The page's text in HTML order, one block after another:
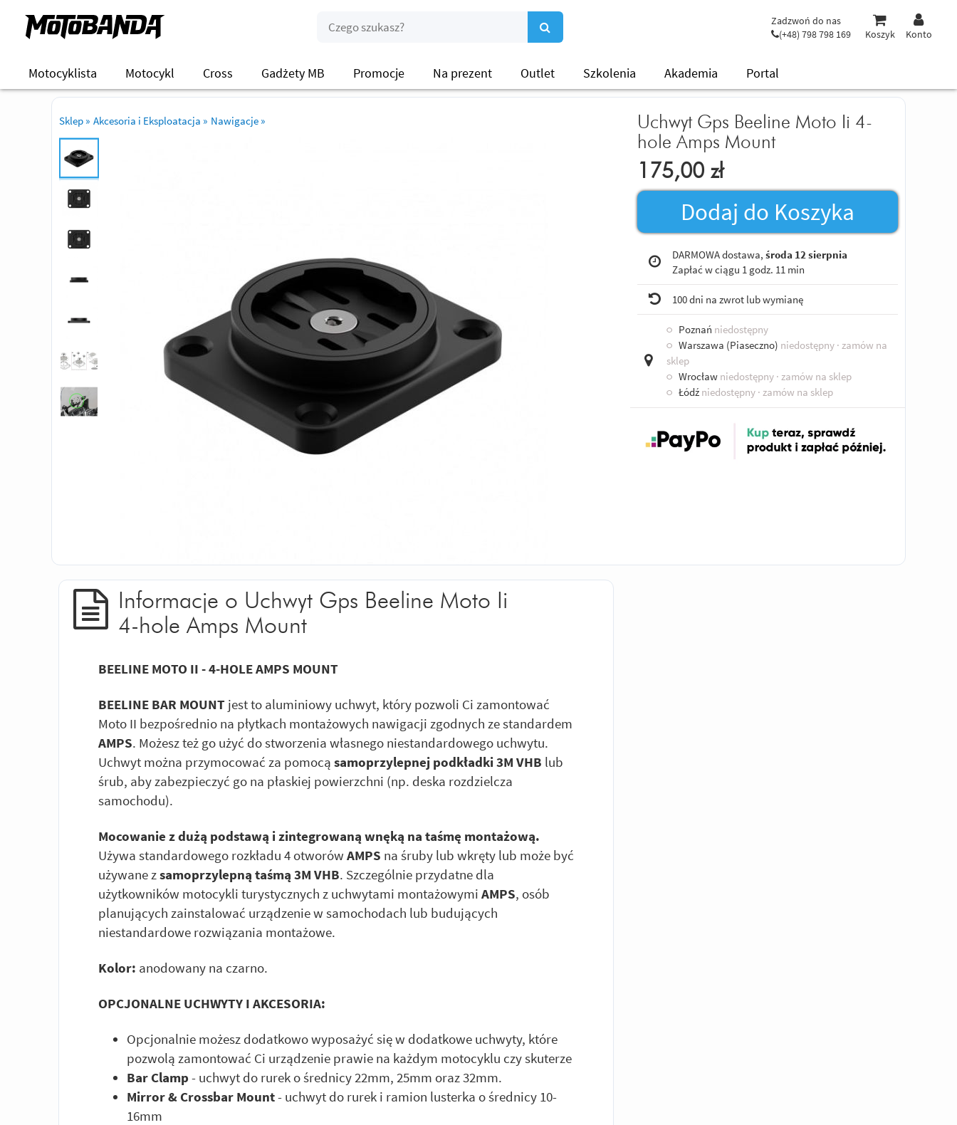
Zadzwoń do nas
(+48) 798 798 169
Koszyk Konto
Motocyklista Motocykl Cross Gadżety MB Promocje Na prezent Outlet Szkolenia Akademia Portal
Sklep » Akcesoria i Eksploatacja » Nawigacje »
Uchwyt Gps Beeline Moto Ii 4-
hole Amps Mount
175,00 zł
Dodaj do Koszyka
DARMOWA dostawa, środa 12 sierpnia
Zapłać w ciągu 1 godz. 11 min
100 dni na zwrot lub wymianę
○ Poznań niedostępny
○ Warszawa (Piaseczno) niedostępny · zamów na
sklep
○ Wrocław niedostępny · zamów na sklep
○ Łódź niedostępny · zamów na sklep
Informacje o Uchwyt Gps Beeline Moto Ii
4-hole Amps Mount
BEELINE MOTO II - 4-HOLE AMPS MOUNT
BEELINE BAR MOUNT jest to aluminiowy uchwyt, który pozwoli Ci zamontować
Moto II bezpośrednio na płytkach montażowych nawigacji zgodnych ze standardem
AMPS. Możesz też go użyć do stworzenia własnego niestandardowego uchwytu.
Uchwyt można przymocować za pomocą samoprzylepnej podkładki 3M VHB lub
śrub, aby zabezpieczyć go na płaskiej powierzchni (np. deska rozdzielcza
samochodu).
Mocowanie z dużą podstawą i zintegrowaną wnęką na taśmę montażową.
Używa standardowego rozkładu 4 otworów AMPS na śruby lub wkręty lub może być
używane zsamoprzylepną taśmą 3M VHB. Szczególnie przydatne dla
użytkowników motocykli turystycznych z uchwytami montażowymi AMPS, osób
planujących zainstalować urządzenie w samochodach lub budujących
niestandardowe rozwiązania montażowe.
Kolor: anodowany na czarno.
OPCJONALNE UCHWYTY I AKCESORIA:
Opcjonalnie możesz dodatkowo wyposażyć się w dodatkowe uchwyty, które
pozwolą zamontować Ci urządzenie prawie na każdym motocyklu czy skuterze
Bar Clamp- uchwyt do rurek o średnicy 22mm, 25mm oraz 32mm.
Mirror & Crossbar Mount- uchwyt do rurek i ramion lusterka o średnicy 10-
16mm